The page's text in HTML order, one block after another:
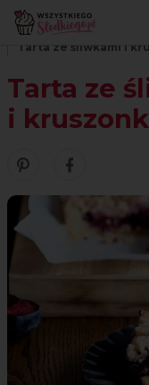
Strona główna
Tarta ze śliwkami i
Tarta ze
i
Zobacz nasze
Udostępnij